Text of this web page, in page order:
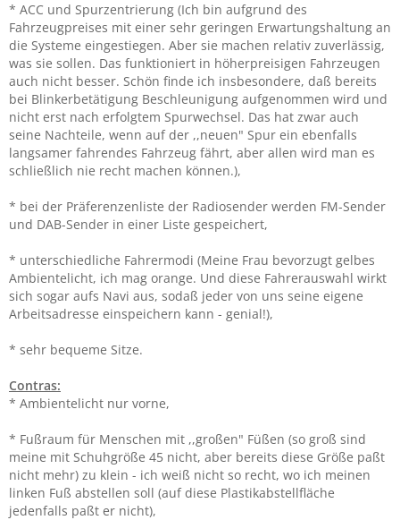
* ACC und Spurzentrierung (Ich bin aufgrund des
Fahrzeugpreises mit einer sehr geringen Erwartungshaltung an
die Systeme eingestiegen. Aber sie machen relativ zuverlässig,
was sie sollen. Das funktioniert in höherpreisigen Fahrzeugen
auch nicht besser. Schön finde ich insbesondere, daß bereits
bei Blinkerbetätigung Beschleunigung aufgenommen wird und
nicht erst nach erfolgtem Spurwechsel. Das hat zwar auch
seine Nachteile, wenn auf der ,,neuen" Spur ein ebenfalls
langsamer fahrendes Fahrzeug fährt, aber allen wird man es
schließlich nie recht machen können.),
* bei der Präferenzenliste der Radiosender werden FM-Sender
und DAB-Sender in einer Liste gespeichert,
* unterschiedliche Fahrermodi (Meine Frau bevorzugt gelbes
Ambientelicht, ich mag orange. Und diese Fahrerauswahl wirkt
sich sogar aufs Navi aus, sodaß jeder von uns seine eigene
Arbeitsadresse einspeichern kann - genial!),
* sehr bequeme Sitze.
Contras:
* Ambientelicht nur vorne,
* Fußraum für Menschen mit ,,großen" Füßen (so groß sind
meine mit Schuhgröße 45 nicht, aber bereits diese Größe paßt
nicht mehr) zu klein - ich weiß nicht so recht, wo ich meinen
linken Fuß abstellen soll (auf diese Plastikabstellfläche
jedenfalls paßt er nicht),